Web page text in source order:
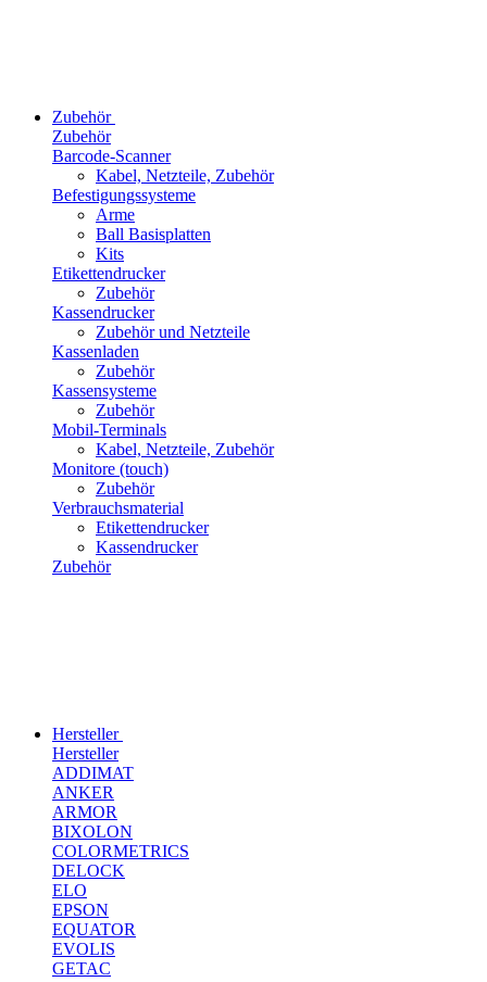
Zubehör
Zubehör
Barcode-Scanner
Kabel, Netzteile, Zubehör
Befestigungssysteme
Arme
Ball Basisplatten
Kits
Etikettendrucker
Zubehör
Kassendrucker
Zubehör und Netzteile
Kassenladen
Zubehör
Kassensysteme
Zubehör
Mobil-Terminals
Kabel, Netzteile, Zubehör
Monitore (touch)
Zubehör
Verbrauchsmaterial
Etikettendrucker
Kassendrucker
Zubehör
Hersteller
Hersteller
ADDIMAT
ANKER
ARMOR
BIXOLON
COLORMETRICS
DELOCK
ELO
EPSON
EQUATOR
EVOLIS
GETAC